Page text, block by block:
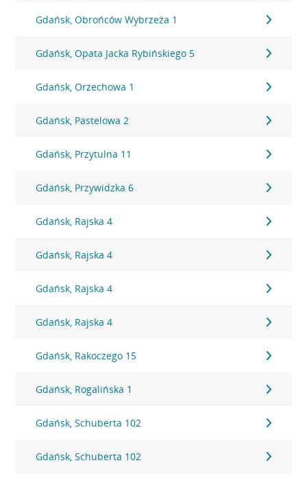
Gdańsk, Obrońców Wybrzeża 1
Gdańsk, Opata Jacka Rybińskiego 5
Gdańsk, Orzechowa 1
Gdańsk, Pastelowa 2
Gdańsk, Przytulna 11
Gdańsk, Przywidzka 6
Gdańsk, Rajska 4
Gdańsk, Rajska 4
Gdańsk, Rajska 4
Gdańsk, Rajska 4
Gdańsk, Rakoczego 15
Gdańsk, Rogalińska 1
Gdańsk, Schuberta 102
Gdańsk, Schuberta 102